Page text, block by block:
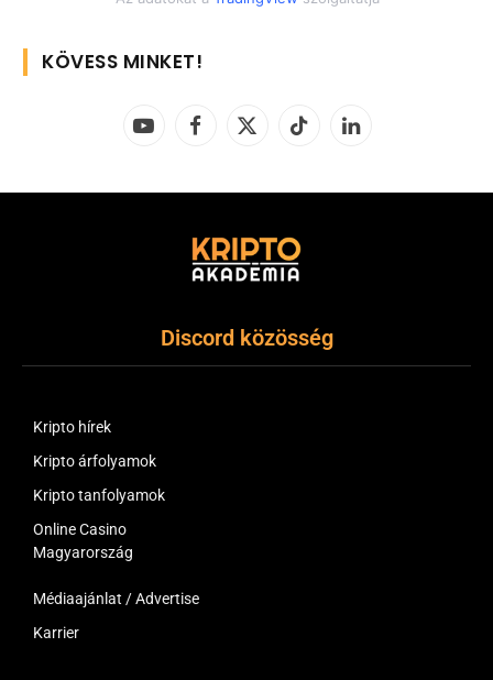
KÖVESS MINKET!
YouTubeFacebook
X
TikTok LinkedIn
Discord közösség
Kripto hírek
Kripto árfolyamok
Kripto tanfolyamok
Online Casino
Magyarország
Médiaajánlat / Advertise
Karrier